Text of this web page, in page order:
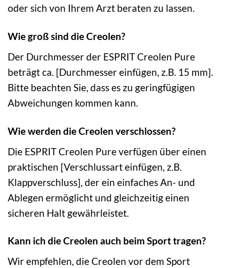
oder sich von Ihrem Arzt beraten zu lassen.
Wie groß sind die Creolen?
Der Durchmesser der ESPRIT Creolen Pure
beträgt ca. [Durchmesser einfügen, z.B. 15 mm].
Bitte beachten Sie, dass es zu geringfügigen
Abweichungen kommen kann.
Wie werden die Creolen verschlossen?
Die ESPRIT Creolen Pure verfügen über einen
praktischen [Verschlussart einfügen, z.B.
Klappverschluss], der ein einfaches An- und
Ablegen ermöglicht und gleichzeitig einen
sicheren Halt gewährleistet.
Kann ich die Creolen auch beim Sport tragen?
Wir empfehlen, die Creolen vor dem Sport